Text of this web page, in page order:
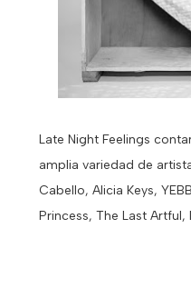
Late Night Feelings
amplia variedad de
Cabello, Alicia Keys,
Princess, The Last